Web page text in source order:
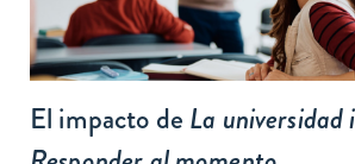
El impacto de La